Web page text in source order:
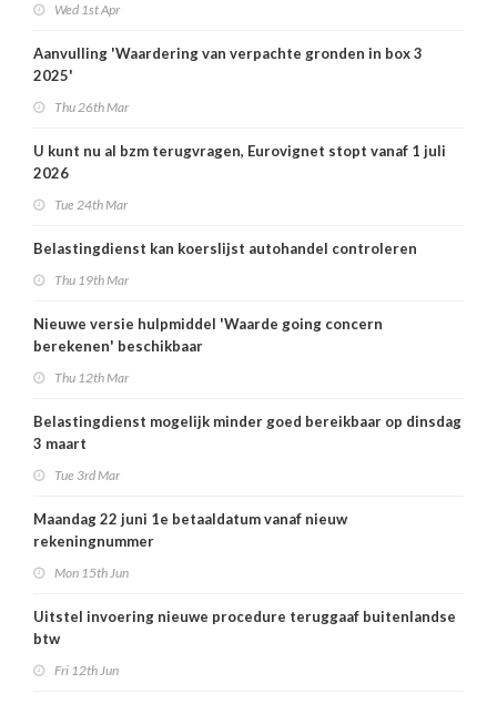
Wed 1st Apr
Aanvulling 'Waardering van verpachte gronden in box 3
2025'
Thu 26th Mar
U kunt nu al bzm terugvragen, Eurovignet stopt vanaf 1 juli
2026
Tue 24th Mar
Belastingdienst kan koerslijst autohandel controleren
Thu 19th Mar
Nieuwe versie hulpmiddel 'Waarde going concern
berekenen' beschikbaar
Thu 12th Mar
Belastingdienst mogelijk minder goed bereikbaar op dinsdag
3 maart
Tue 3rd Mar
Maandag 22 juni 1e betaaldatum vanaf nieuw
rekeningnummer
Mon 15th Jun
Uitstel invoering nieuwe procedure teruggaaf buitenlandse
btw
Fri 12th Jun